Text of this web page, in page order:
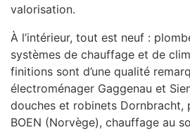
valorisation.
À l’intérieur, tout est neuf :
systèmes de chauffage et de
finitions sont d’une qualité
électroménager Gaggenau et
douches et robinets Dornbracht,
BOEN (Norvège), chauffage au